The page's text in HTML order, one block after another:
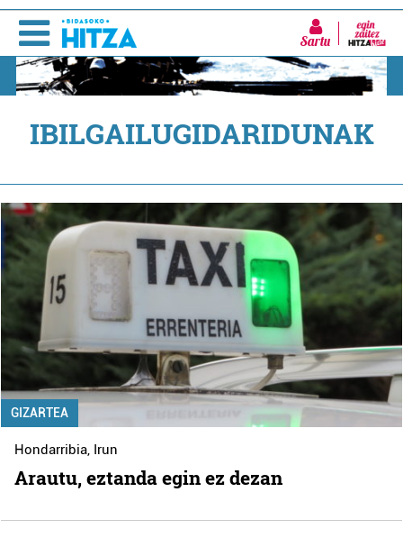
Sartu
IBILGAILUGIDARIDUNAK
GIZARTEA
Hondarribia, Irun
Arautu, eztanda egin ez dezan